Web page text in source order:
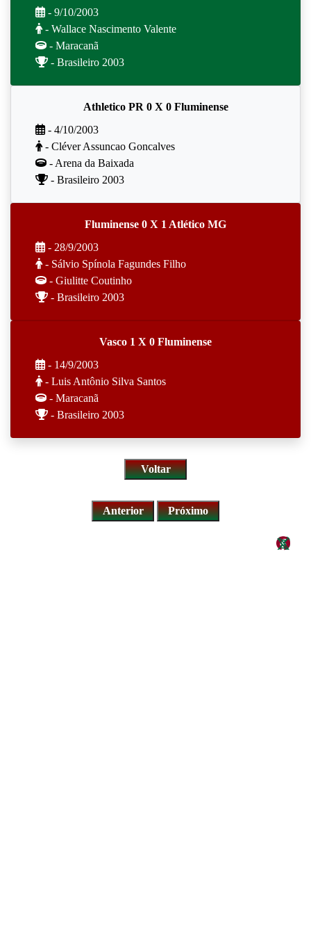
- 9/10/2003
- Wallace Nascimento Valente
- Maracanã
- Brasileiro 2003
Athletico PR 0 X 0 Fluminense
- 4/10/2003
- Cléver Assuncao Goncalves
- Arena da Baixada
- Brasileiro 2003
Fluminense 0 X 1 Atlético MG
- 28/9/2003
- Sálvio Spínola Fagundes Filho
- Giulitte Coutinho
- Brasileiro 2003
Vasco 1 X 0 Fluminense
- 14/9/2003
- Luis Antônio Silva Santos
- Maracanã
- Brasileiro 2003